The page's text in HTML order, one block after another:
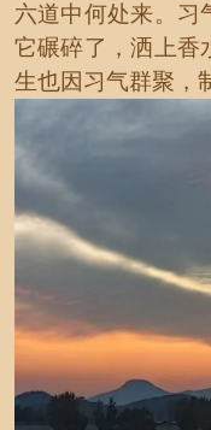
六道中何处来。习
它碾碎了，洒上香
生也因习气群聚，